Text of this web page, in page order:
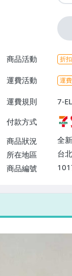
商品活動 折
運費活動 運
運費規則
7-
或
付款方式
商品狀況
全
所在地區
台
商品編號
7-
不限金